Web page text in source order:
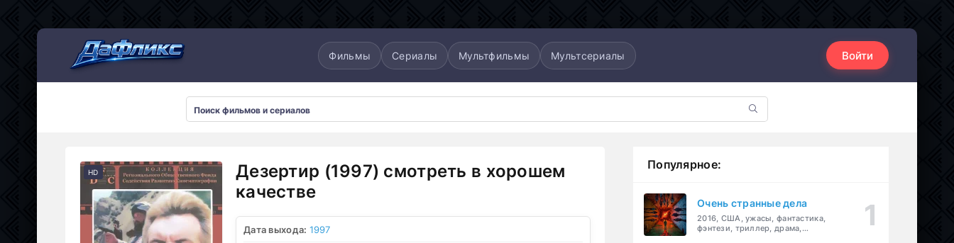
Фильмы Сериалы Мультфильмы Мультсериалы Войти
HD
Дезертир (1997) смотреть в хорошем
качестве
Дата выхода: 1997
Популярное:
Очень странные дела
2016, США, ужасы, фантастика,
фэнтези, триллер, драма,
Мультсериалы